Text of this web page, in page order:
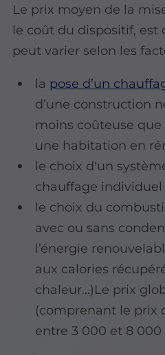
Le prix moyen de la
le coût du dispositif, est
peut varier selon les
la pose d’un
d’une construction
moins coûteuse que
une habitation en
le choix d'un
chauffage individuel
le choix du
avec ou sans
l’énergie
aux calories
chaleur…)Le prix
(comprenant le prix
entre 3 000 et 8 000